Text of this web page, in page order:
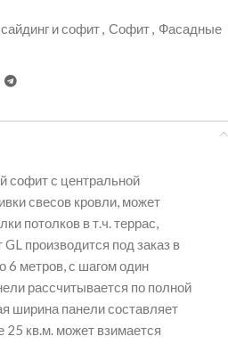
и софит, Софит, Фасадные
софит с центральной
свесов кровли, может
потолков в т.ч. террас,
производится под заказ в
6 метров, с шагом один
рассчитывается по полной
ширина панели составляет
кв.м. может взимается